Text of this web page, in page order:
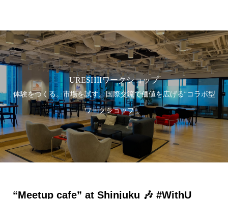
URESHIIワークショップ
体験をつくる。市場を試す。国際交流で価値を広げる“コラボ型
ワークショップ”。
“Meetup cafe” at Shinjuku 🎶 #WithU